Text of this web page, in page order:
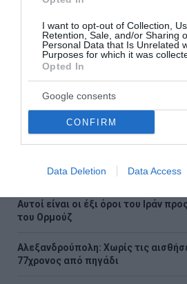
I want to opt-out of Collection,
Retention, Sale, and/or Sharing
Personal Data that Is Unrelated
Purposes for which it was
Opted In
Google consents
CONFIRM
Data Deletion Data Access
Θρίλερ στον Λυκαβηττό:
57χρονης από την Κυψέλη
συλλήψεις
Συρία: Πώς ένα ξεχασμένο
ίχνη αρχικατασκόπου του Άσαντ
Λόττο: Τα αποτελέσματα της
Αυτοί είναι οι έξι όροι του Ιράν
του Ορμούζ
Αλεξανδρούπολη: Χωρίς τις
77χρονος από πηγάδι